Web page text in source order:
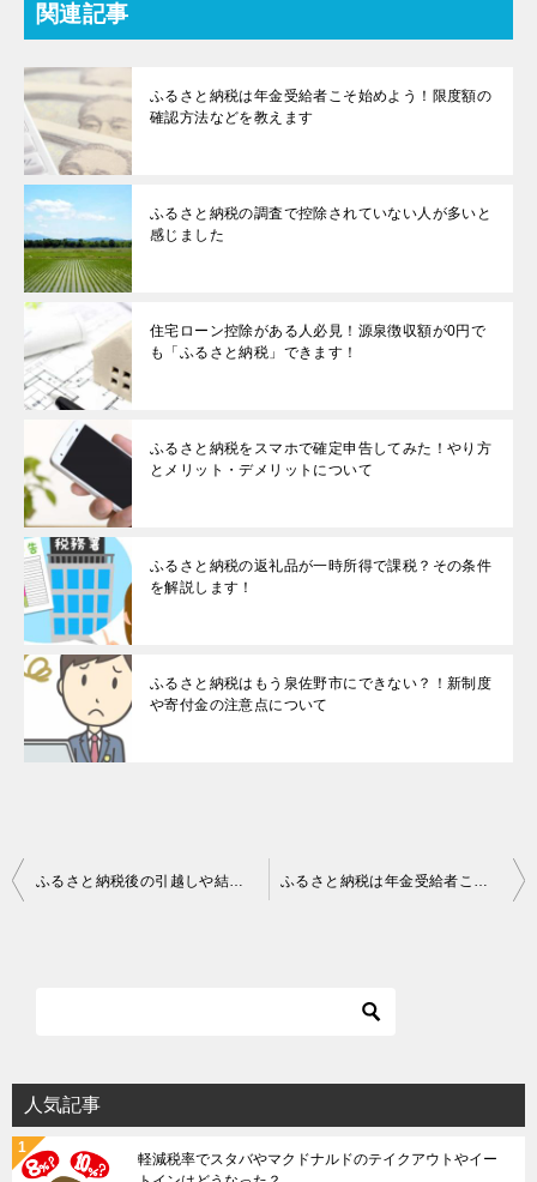
関連記事
ふるさと納税は年金受給者こそ始めよう！限度額の
確認方法などを教えます
ふるさと納税の調査で控除されていない人が多いと
感じました
住宅ローン控除がある人必見！源泉徴収額が0円で
も「ふるさと納税」できます！
ふるさと納税をスマホで確定申告してみた！やり方
とメリット・デメリットについて
ふるさと納税の返礼品が一時所得で課税？その条件
を解説します！
ふるさと納税はもう泉佐野市にできない？！新制度
や寄付金の注意点について
投
シ
ョ
ふるさと納税後の引越しや結婚は注意！ワンストップ特例の手続きについて説明します ふるさと納税は年金受給者こそ始めよう！限度額の確認方法などを教えます
人気記事
軽減税率でスタバやマクドナルドのテイクアウトやイー